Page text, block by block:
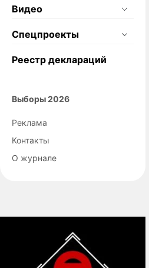
Видео
Спецпроекты
Реестр деклараций
Выборы 2026
Реклама
Контакты
О журнале